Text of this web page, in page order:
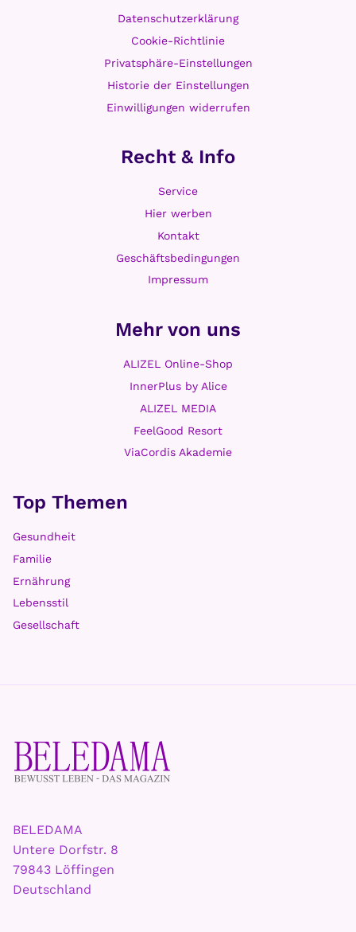
Top Themen
Gesundheit
Familie
Ernährung
Lebensstil
Gesellschaft
Mehr von uns
ALIZEL Online-Shop
InnerPlus by Alice
ALIZEL MEDIA
FeelGood Resort
ViaCordis Akademie
Recht & Info
Service
Hier werben
Kontakt
Geschäftsbedingungen
Impressum
Datenschutzerklärung
Cookie-Richtlinie
Privatsphäre-Einstellungen
Historie der Einstellungen
Einwilligungen widerrufen
BELEDAMA
Untere Dorfstr. 8
79843 Löffingen
Deutschland